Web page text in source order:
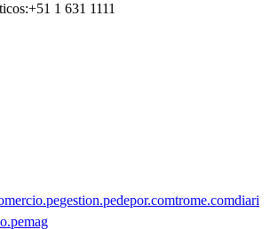
:+51 1 631 1111
gestion.pedepor.comtrome.comdiari
mag